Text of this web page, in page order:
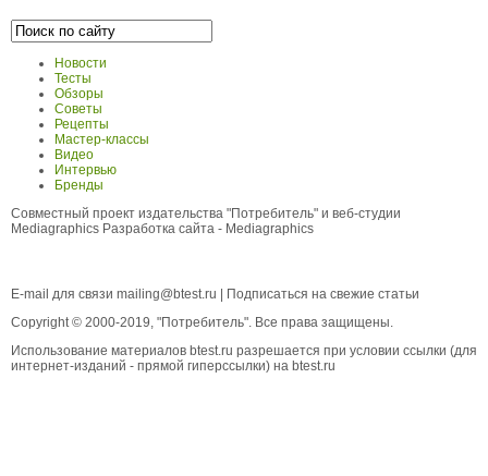
Новости
Тесты
Обзоры
Советы
Рецепты
Мастер-классы
Видео
Интервью
Бренды
Совместный проект издательства "Потребитель" и веб-студии
Mediagraphics Разработка сайта - Mediagraphics
E-mail для связи mailing@btest.ru
Подписаться на свежие статьи
Copyright © 2000-2019, "Потребитель". Все права защищены.
Использование материалов btest.ru разрешается при условии ссылки (для
интернет-изданий - прямой гиперссылки) на btest.ru